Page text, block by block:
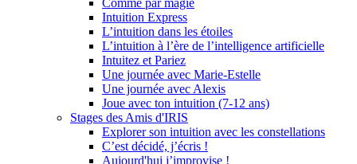
Comme par magie
Intuition Express
L’intuition dans les étoiles
L’intuition à l’ère de l’intelligence artificielle
Intuitez et Pariez
Une journée avec Marie-Estelle
Une journée avec Alexis
Joue avec ton intuition (7-12 ans)
Stages des Amis d'IRIS
Explorer son intuition avec les constellations
C’est décidé, j’écris !
Aujourd'hui j’improvise !